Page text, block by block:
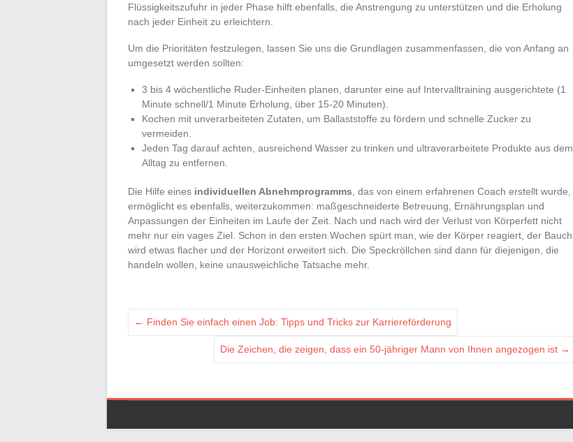
Flüssigkeitszufuhr in jeder Phase hilft ebenfalls, die Anstrengung zu unterstützen und die Erholung
nach jeder Einheit zu erleichtern.
Um die Prioritäten festzulegen, lassen Sie uns die Grundlagen zusammenfassen, die von Anfang an
umgesetzt werden sollten:
3 bis 4 wöchentliche Ruder-Einheiten planen, darunter eine auf Intervalltraining ausgerichtete (1
Minute schnell/1 Minute Erholung, über 15-20 Minuten).
Kochen mit unverarbeiteten Zutaten, um Ballaststoffe zu fördern und schnelle Zucker zu
vermeiden.
Jeden Tag darauf achten, ausreichend Wasser zu trinken und ultraverarbeitete Produkte aus dem
Alltag zu entfernen.
Die Hilfe eines individuellen Abnehmprogramms , das von einem erfahrenen Coach erstellt wurde,
ermöglicht es ebenfalls, weiterzukommen: maßgeschneiderte Betreuung, Ernährungsplan und
Anpassungen der Einheiten im Laufe der Zeit. Nach und nach wird der Verlust von Körperfett nicht
mehr nur ein vages Ziel. Schon in den ersten Wochen spürt man, wie der Körper reagiert, der Bauch
wird etwas flacher und der Horizont erweitert sich. Die Speckröllchen sind dann für diejenigen, die
handeln wollen, keine unausweichliche Tatsache mehr.
← Finden Sie einfach einen Job: Tipps und Tricks zur Karriereförderung
Die Zeichen, die zeigen, dass ein 50-jähriger Mann von Ihnen angezogen ist →